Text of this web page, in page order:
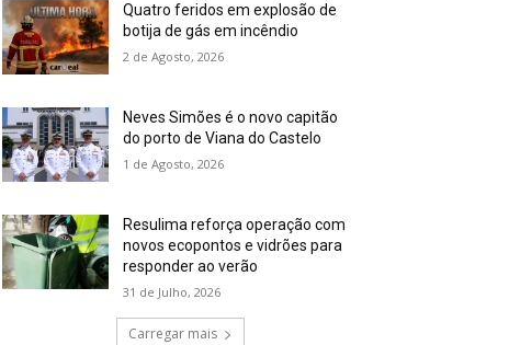
Quatro feridos em explosão de
botija de gás em incêndio
2 de Agosto, 2026
Neves Simões é o novo capitão
do porto de Viana do Castelo
1 de Agosto, 2026
Resulima reforça operação com
novos ecopontos e vidrões para
responder ao verão
31 de Julho, 2026
Carregar mais